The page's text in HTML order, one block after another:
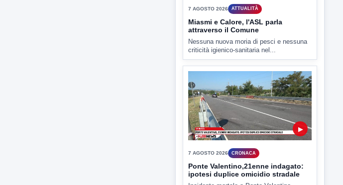
Nessuna nuova moria di pesci e nessuna
criticità igienico-sanitaria nel...
▶
7 AGOSTO 2026
Ponte Valentino,21enne indagato:
ipotesi duplice omicidio stradale
Incidente mortale a Ponte Valentino,
indagato il 21enne alla guida...